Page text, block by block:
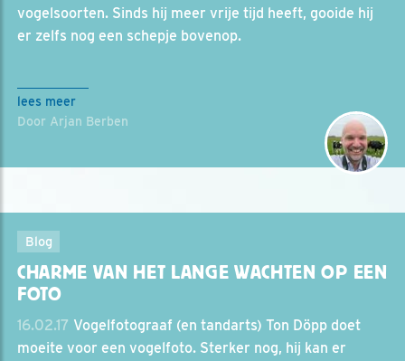
vogelsoorten. Sinds hij meer vrije tijd heeft, gooide hij
er zelfs nog een schepje bovenop.
lees meer
Door Arjan Berben
Blog
CHARME VAN HET LANGE WACHTEN OP EEN
FOTO
16.02.17 Vogelfotograaf (en tandarts) Ton Döpp doet
moeite voor een vogelfoto. Sterker nog, hij kan er